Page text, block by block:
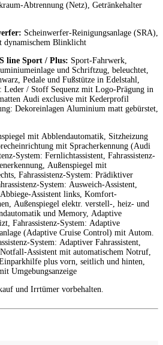
Abtrennung (Netz), Getränkehalter
Scheinwerfer-Reinigungsanlage (SRA),
dynamischem Blinklicht
line Sport / Plus: Sport-Fahrwerk,
und Schriftzug, beleuchtet,
Pedale und Fußstütze in Edelstahl,
Leder / Stoff Sequenz mit Logo-Prägung in
Audi exclusive mit Kederprofil
Dekoreinlagen Aluminium matt gebürstet,
mit Abblendautomatik, Sitzheizung
mit Spracherkennung (Audi
System: Fernlichtassistent, Fahrassistenz-
Außenspiegel mit
Fahrassistenz-System: Prädiktiver
System: Ausweich-Assistent,
Abbiege-Assistent links, Komfort-
Außenspiegel elektr. verstell-, heiz- und
und Memory, Adaptive
Fahrassistenz-System: Adaptive
(Adaptive Cruise Control) mit Autom.
System: Adaptiver Fahrassistent,
Assistent mit automatischem Notruf,
plus vorn, seitlich und hinten,
Umgebungsanzeige
und Irrtümer vorbehalten.